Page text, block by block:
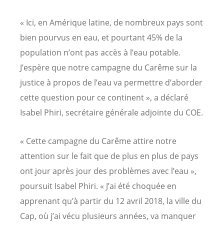
« Ici, en Amérique latine, de nombreux pays sont
bien pourvus en eau, et pourtant 45% de la
population n’ont pas accès à l’eau potable.
J’espère que notre campagne du Carême sur la
justice à propos de l’eau va permettre d’aborder
cette question pour ce continent », a déclaré
Isabel Phiri, secrétaire générale adjointe du COE.
« Cette campagne du Carême attire notre
attention sur le fait que de plus en plus de pays
ont jour après jour des problèmes avec l’eau »,
poursuit Isabel Phiri. « J’ai été choquée en
apprenant qu’à partir du 12 avril 2018, la ville du
Cap, où j’ai vécu plusieurs années, va manquer